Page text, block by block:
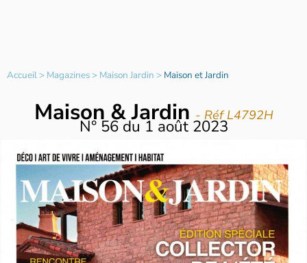
Accueil> Magazines> Maison Jardin > Maison et Jardin
Maison & Jardin - Réf L4792H
N°56du1 août 2023